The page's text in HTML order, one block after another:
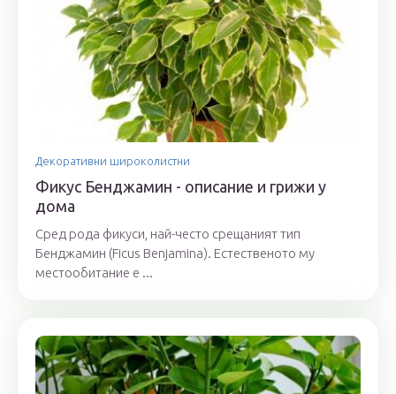
Декоративни широколистни
Фикус Бенджамин - описание и грижи у
дома
Сред рода фикуси, най-често срещаният тип
Бенджамин (Ficus Benjamina). Естественото му
местообитание е ...